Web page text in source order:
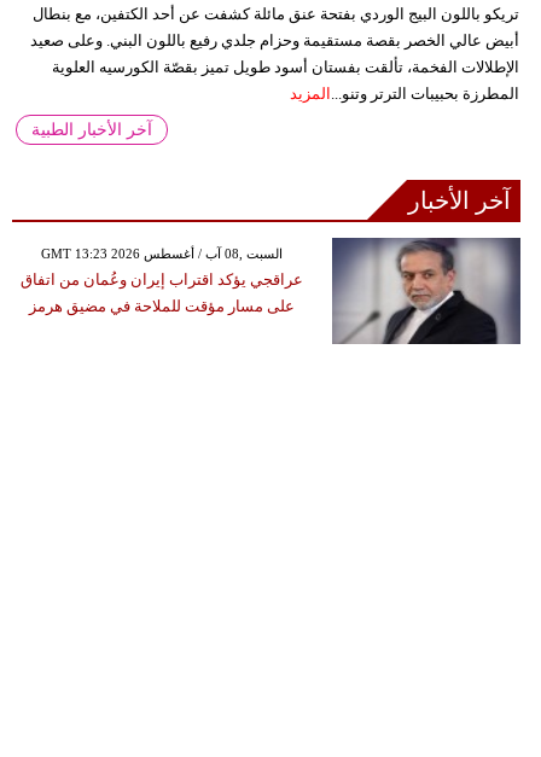
تريكو باللون البيج الوردي بفتحة عنق مائلة كشفت عن أحد الكتفين، مع بنطال
أبيض عالي الخصر بقصة مستقيمة وحزام جلدي رفيع باللون البني. وعلى صعيد
الإطلالات الفخمة، تألقت بفستان أسود طويل تميز بقصّة الكورسيه العلوية
المطرزة بحبيبات الترتر وتنو... المزيد
آخر الأخبار الطبية
آخر الأخبار
GMT 13:23 2026 السبت ,08 آب / أغسطس
عراقجي يؤكد اقتراب إيران وعُمان من اتفاق
على مسار مؤقت للملاحة في مضيق هرمز